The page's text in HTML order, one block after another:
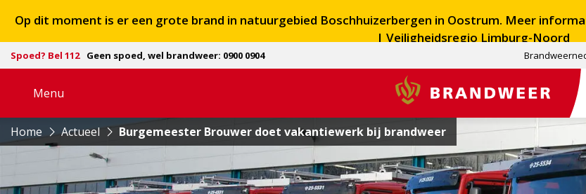
Op dit moment is er een grote brand in natuurgebied Boschhuizerbergen in Oostrum. Meer
| Veiligheidsregio Limburg-Noord
Spoed? Bel 112 Geen spoed, wel brandweer: 0900 0904
Menu
navigatie
Brandweer
Home Actueel Burgemeester Brouwer doet vakantiewerk bij brandweer